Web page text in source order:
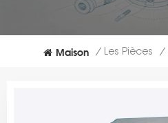
Maison / Les Pièces /